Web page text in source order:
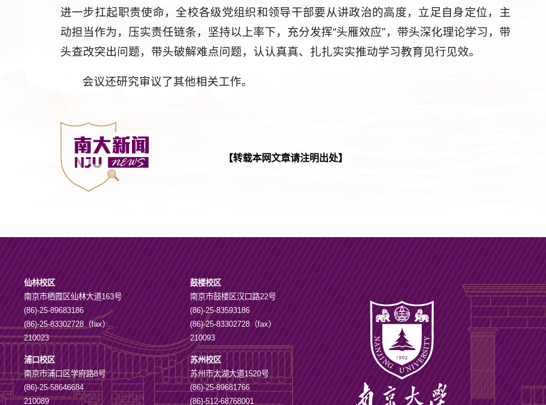
进一步扛起职责使命，全校各级党组织和领导干部要从讲政治的高度，立足自身定位，主
动担当作为，压实责任链条，坚持以上率下，充分发挥“头雁效应”，带头深化理论学习，带
头查改突出问题，带头破解难点问题，认认真真、扎扎实实推动学习教育见行见效。
会议还研究审议了其他相关工作。
【转载本网文章请注明出处】
仙林校区
南京市栖霞区仙林大道163号
(86)-25-89683186
(86)-25-83302728（fax）
210023
鼓楼校区
南京市鼓楼区汉口路22号
(86)-25-83593186
(86)-25-83302728（fax）
210093
浦口校区
南京市浦口区学府路8号
(86)-25-58646684
210089
苏州校区
苏州市太湖大道1520号
(86)-25-89681766
(86)-512-68768001